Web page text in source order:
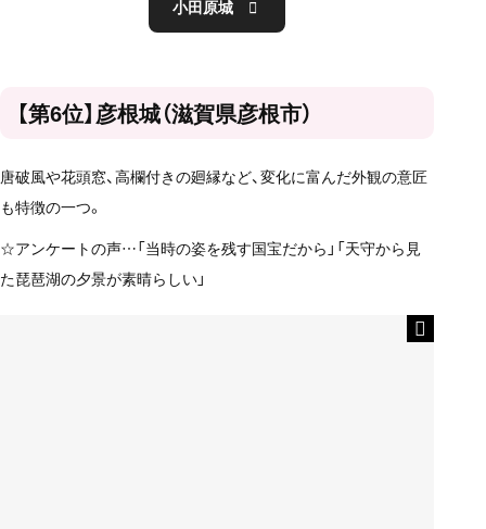
小田原城
【第6位】彦根城（滋賀県彦根市）
唐破風や花頭窓、高欄付きの廻縁など、変化に富んだ外観の意匠
も特徴の一つ。
☆アンケートの声…「当時の姿を残す国宝だから」「天守から見
た琵琶湖の夕景が素晴らしい」